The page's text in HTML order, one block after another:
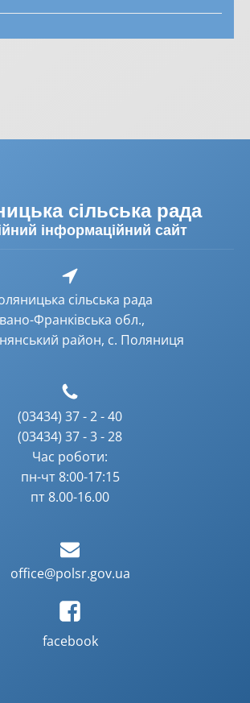
сільська рада
інформаційний сайт
сільська рада
Франківська обл.,
район, с. Поляниця
(03434) 37 - 2 - 40
(03434) 37 - 3 - 28
Час роботи:
пн-чт 8:00-17:15
пт 8.00-16.00
office@polsr.gov.ua
facebook